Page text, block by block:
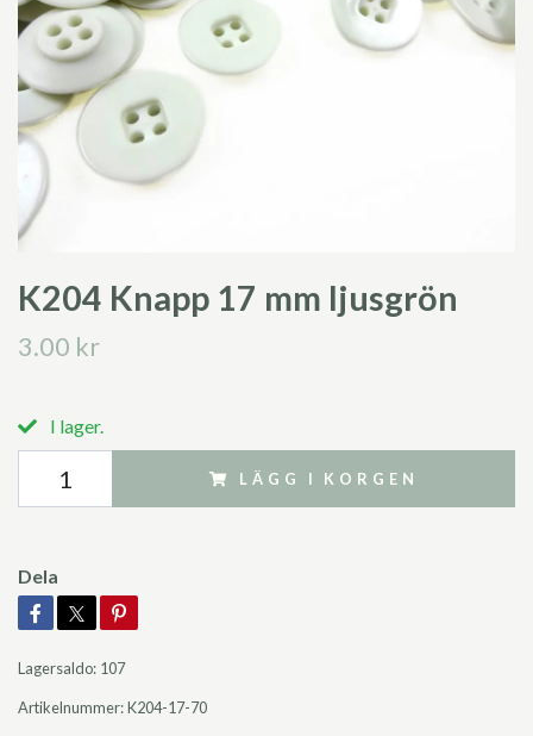
K204 Knapp 17 mm ljusgrön
3.00 kr
I lager.
LÄGG I KORGEN
Dela
Lagersaldo: 107
Artikelnummer:K204-17-70